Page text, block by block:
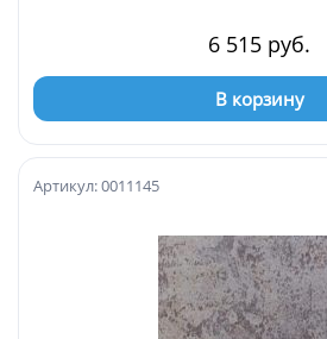
6 515 руб.
В корзину
Артикул: 0011145